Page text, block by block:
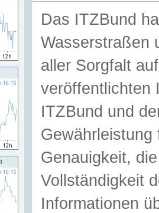
Das ITZBund
Wasserstraßen
aller Sorgfalt
veröffentlichten
ITZBund und
Genauigkeit,
Vollständigkeit
Informationen